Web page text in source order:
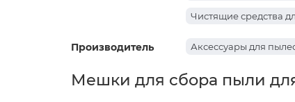
Чистящие средства
Производитель Аксессуары для
Мешки для сбора пыли